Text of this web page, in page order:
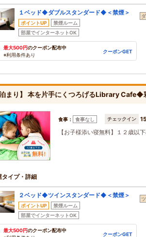
１ベッド◆ダブルスタンダード◆＜禁煙＞
ポイントUP
禁煙ルーム
部屋でインターネットOK
最大500円のクーポン配布中
※利用条件あり
クーポンGET
まり】 本を片手にくつろげるLibrary
食事： 食事なし チェックイン
【お子様添い寝無料】１２歳以
タイプ・詳細
２ベッド◆ツインスタンダード◆＜禁煙＞
ポイントUP
禁煙ルーム
部屋でインターネットOK
最大500円のクーポン配布中
クーポンGET